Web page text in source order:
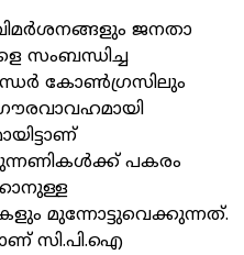
ജനതാ
സംബന്ധിച്ച
കോണ്‍ഗ്രസിലും
പകരം
മുന്നോട്ടുവെക്കുന്നത്.
സി.പി.ഐ